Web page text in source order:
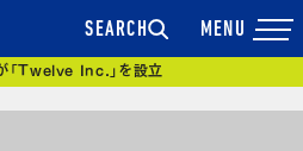
SEARCH
「Twelve Inc.」を設立